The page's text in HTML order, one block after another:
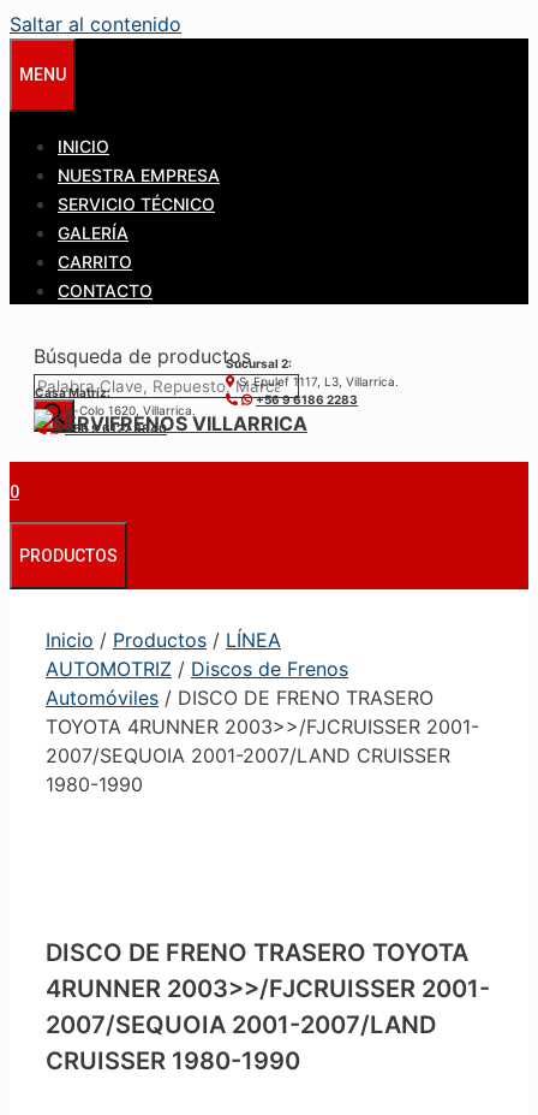
Saltar al contenido
MENU
INICIO
NUESTRA EMPRESA
SERVICIO TÉCNICO
GALERÍA
CARRITO
CONTACTO
Búsqueda de productos
Casa Matríz:
Colo-Colo 1620, Villarrica.
+56 9 6122 3840
Sucursal 2:
S. Epulef 1117, L3, Villarrica.
+56 9 6186 2283
0
PRODUCTOS
Inicio / Productos / LÍNEA
AUTOMOTRIZ / Discos de Frenos
Automóviles / DISCO DE FRENO TRASERO
TOYOTA 4RUNNER 2003>>/FJCRUISSER 2001-
2007/SEQUOIA 2001-2007/LAND CRUISSER
1980-1990
DISCO DE FRENO TRASERO TOYOTA
4RUNNER 2003>>/FJCRUISSER 2001-
2007/SEQUOIA 2001-2007/LAND
CRUISSER 1980-1990